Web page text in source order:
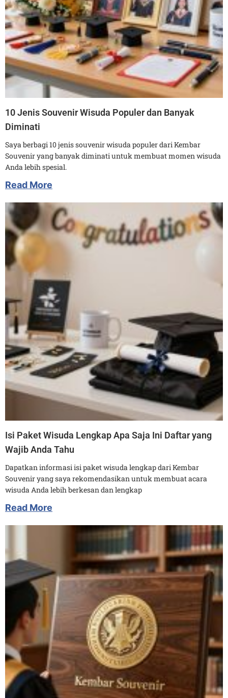
10 Jenis Souvenir Wisuda Populer dan Banyak
Diminati
Saya berbagi 10 jenis souvenir wisuda populer dari Kembar
Souvenir yang banyak diminati untuk membuat momen wisuda
Anda lebih spesial.
Read More
Isi Paket Wisuda Lengkap Apa Saja Ini Daftar yang
Wajib Anda Tahu
Dapatkan informasi isi paket wisuda lengkap dari Kembar
Souvenir yang saya rekomendasikan untuk membuat acara
wisuda Anda lebih berkesan dan lengkap
Read More